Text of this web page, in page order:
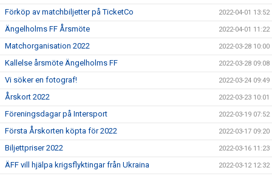
Förköp av matchbiljetter på TicketCo 2022-04-01 13:52
Ängelholms FF Årsmöte 2022-04-01 11:22
Matchorganisation 2022 2022-03-28 10:00
Kallelse årsmöte Ängelholms FF 2022-03-28 09:08
Vi söker en fotograf! 2022-03-24 09:49
Årskort 2022 2022-03-23 10:01
Föreningsdagar på Intersport 2022-03-19 07:52
Första Årskorten köpta för 2022 2022-03-17 09:20
Biljettpriser 2022 2022-03-16 11:23
ÄFF vill hjälpa krigsflyktingar från Ukraina 2022-03-12 12:32